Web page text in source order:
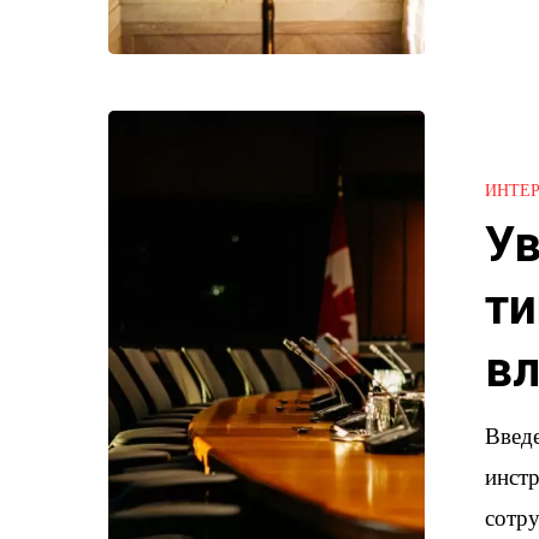
процессы
влияние